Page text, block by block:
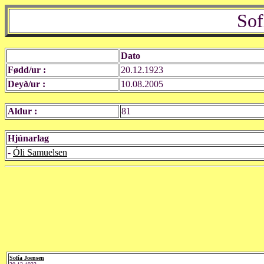
Dato
Fødd/ur :
20.12.1923
Deyð/ur :
10.08.2005
Aldur : 81
Hjúnarlag
- Óli Samuelsen
Sofía Joensen